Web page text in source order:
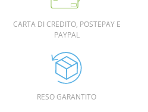
CARTA DI CREDITO, POSTEPAY E
PAYPAL
RESO GARANTITO